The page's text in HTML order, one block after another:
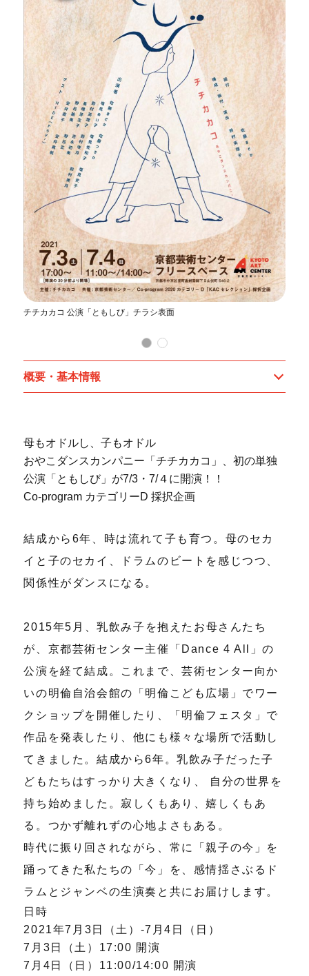
連携事業のご案内
お問い合わせ
閲覧支援
サイトポリシー&プライバシーポリシー
オフィシャルSNS
チチカカコ 公演「ともしび」チラシ表面
概要・基本情報
母もオドルし、子もオドル
おやこダンスカンパニー「チチカカコ」、初の単独
公演「ともしび」が7/3・7/４に開演！！
Co-program カテゴリーD 採択企画
結成から6年、時は流れて子も育つ。母のセカ
イと子のセカイ、ドラムのビートを感じつつ、
関係性がダンスになる。
2015年5月、乳飲み子を抱えたお母さんたち
が、京都芸術センター主催「Dance 4 All」の
公演を経て結成。これまで、芸術センター向か
いの明倫自治会館の「明倫こども広場」でワー
クショップを開催したり、「明倫フェスタ」で
作品を発表したり、他にも様々な場所で活動し
てきました。結成から6年。乳飲み子だった子
どもたちはすっかり大きくなり、 自分の世界を
持ち始めました。寂しくもあり、嬉しくもあ
る。つかず離れずの心地よさもある。
時代に振り回されながら、常に「親子の今」を
踊ってきた私たちの「今」を、感情揺さぶるド
ラムとジャンベの生演奏と共にお届けします。
日時
2021年7月3日（土）‐7月4日（日）
7月3日（土）17:00 開演
7月4日（日）11:00/14:00 開演